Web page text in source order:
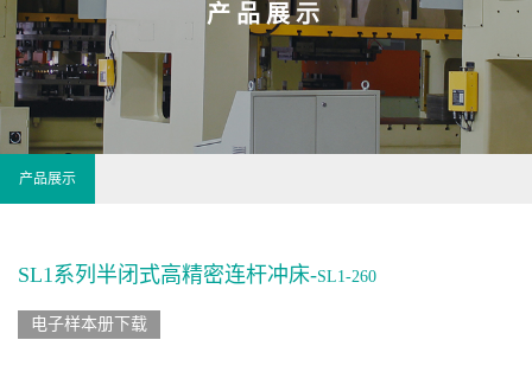
产品展示
产品展示
SL1系列半闭式高精密连杆冲床-SL1-260
电子样本册下载